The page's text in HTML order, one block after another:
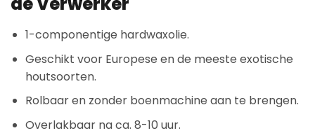
1-componentige hardwaxolie.
Geschikt voor Europese en de meeste exotische
houtsoorten.
Rolbaar en zonder boenmachine aan te brengen.
Overlakbaar na ca. 8-10 uur.